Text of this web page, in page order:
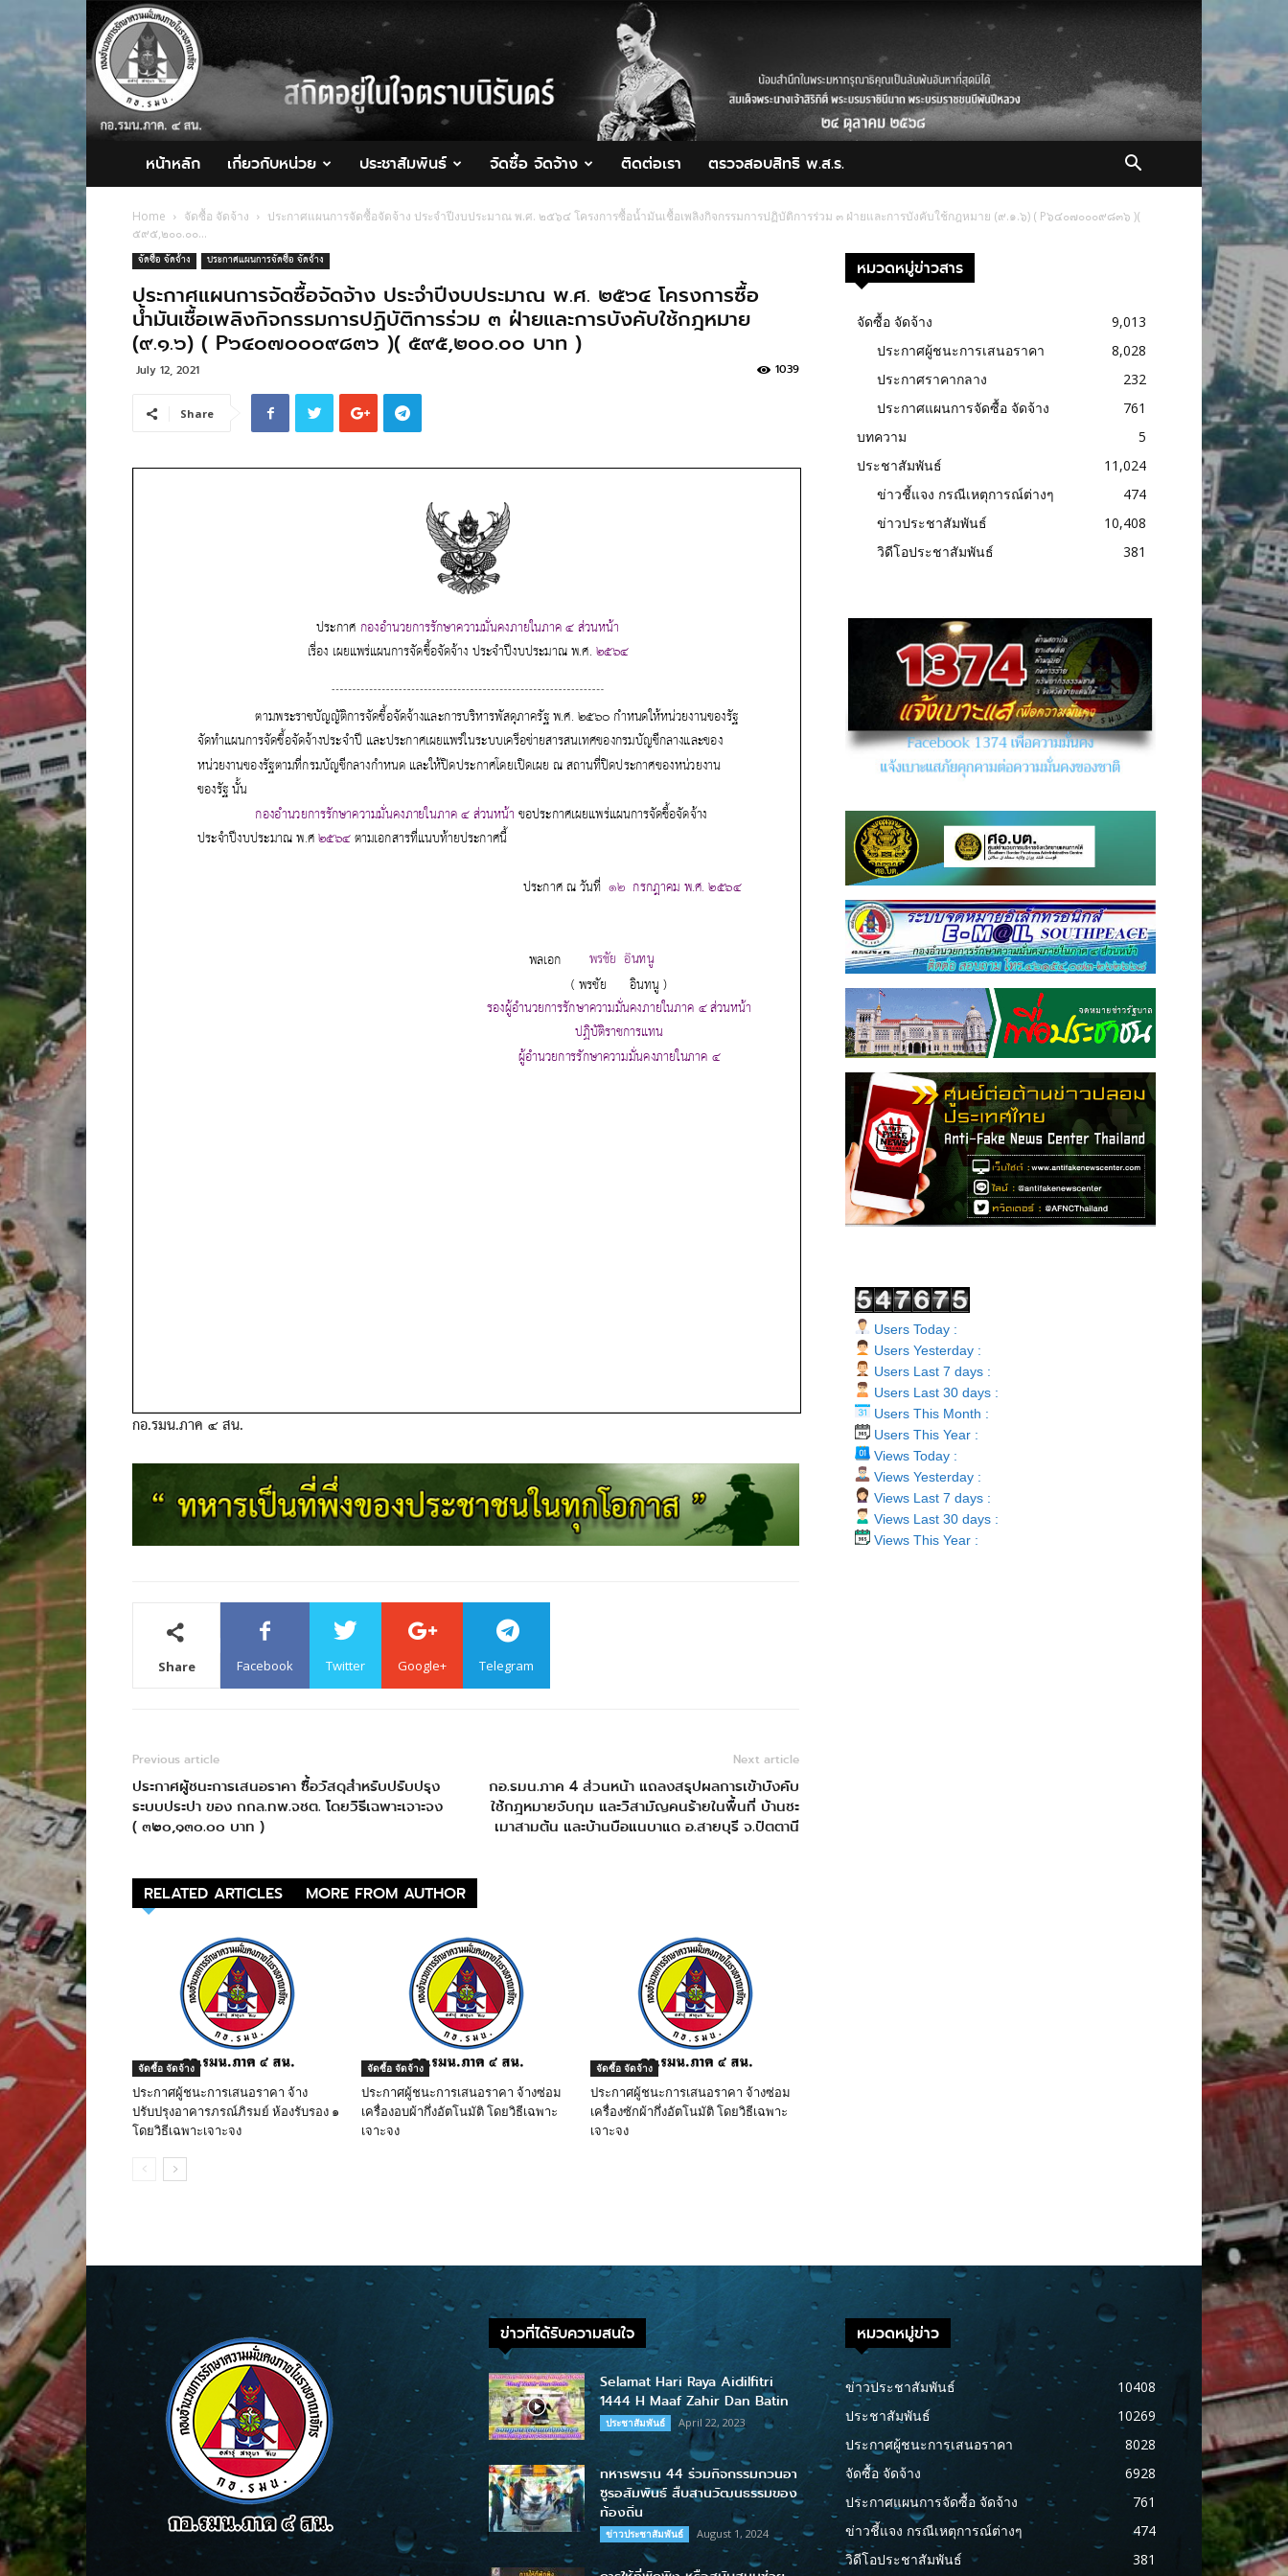
กอ.รมน.ภาค
4
สน.
หน้าหลัก เกี่ยวกับหน่วย ประชาสัมพันธ์ จัดซื้อ จัดจ้าง ติดต่อเรา ตรวจสอบสิทธิ พ.ส.ร.
Home จัดซื้อ จัดจ้าง
ประกาศแผนการจัดซื้อจัดจ้าง ประจำปีงบประมาณ พ.ศ. ๒๕๖๔ โครงการซื้อน้ำมันเชื้อเพลิงกิจกรรมการปฏิบัติการร่วม ๓ ฝ่ายและการบังคับใช้กฎหมาย (๙.๑.๖) ( P๖๔๐๗๐๐๐๙๘๓๖ )(
๕๙๕,๒๐๐.๐๐...
จัดซื้อ จัดจ้าง ประกาศแผนการจัดซื้อ จัดจ้าง
ประกาศแผนการจัดซื้อจัดจ้าง ประจำปีงบประมาณ พ.ศ. ๒๕๖๔ โครงการซื้อ
น้ำมันเชื้อเพลิงกิจกรรมการปฏิบัติการร่วม ๓ ฝ่ายและการบังคับใช้กฎหมาย
(๙.๑.๖) ( P๖๔๐๗๐๐๐๙๘๓๖ )( ๕๙๕,๒๐๐.๐๐ บาท )
July 12, 2021 1039
Share
กอ.รมน.ภาค ๔ สน.
Share Facebook Twitter Google+ Telegram
Previous article
ประกาศผู้ชนะการเสนอราคา ซื้อวัสดุสำหรับปรับปรุง
ระบบประปา ของ กกล.ทพ.จชต. โดยวิธีเฉพาะเจาะจง
( ๓๒๐,๑๓๐.๐๐ บาท )
Next article
กอ.รมน.ภาค 4 ส่วนหน้า แถลงสรุปผลการเข้าบังคับ
ใช้กฎหมายจับกุม และวิสามัญคนร้ายในพื้นที่ บ้านชะ
เมาสามต้น และบ้านบือแนบาแด อ.สายบุรี จ.ปัตตานี
RELATED ARTICLES MORE FROM AUTHOR
จัดซื้อ จัดจ้าง
ประกาศผู้ชนะการเสนอราคา จ้าง
ปรับปรุงอาคารภรณ์ภิรมย์ ห้องรับรอง ๑
โดยวิธีเฉพาะเจาะจง
จัดซื้อ จัดจ้าง
ประกาศผู้ชนะการเสนอราคา จ้างซ่อม
เครื่องอบผ้ากึ่งอัตโนมัติ โดยวิธีเฉพาะ
เจาะจง
จัดซื้อ จัดจ้าง
ประกาศผู้ชนะการเสนอราคา จ้างซ่อม
เครื่องซักผ้ากึ่งอัตโนมัติ โดยวิธีเฉพาะ
เจาะจง
หมวดหมู่ข่าวสาร
จัดซื้อ จัดจ้าง
9,013
ประกาศผู้ชนะการเสนอราคา
8,028
ประกาศราคากลาง
232
ประกาศแผนการจัดซื้อ จัดจ้าง
761
บทความ
5
ประชาสัมพันธ์
11,024
ข่าวชี้แจง กรณีเหตุการณ์ต่างๆ
474
ข่าวประชาสัมพันธ์
10,408
วิดีโอประชาสัมพันธ์
381
Users Today :
Users Yesterday :
Users Last 7 days :
Users Last 30 days :
Users This Month :
Users This Year :
Views Today :
Views Yesterday :
Views Last 7 days :
Views Last 30 days :
Views This Year :
ข่าวที่ได้รับความสนใจ
Selamat Hari Raya Aidilfitri
1444 H Maaf Zahir Dan Batin
ประชาสัมพันธ์ April 22, 2023
ทหารพราน 44 ร่วมกิจกรรมกวนอา
ซูรอสัมพันธ์ สืบสานวัฒนธรรมของ
ท้องถิ่น
ข่าวประชาสัมพันธ์ August 1, 2024
หมวดหมู่ข่าว
ข่าวประชาสัมพันธ์
10408
ประชาสัมพันธ์
10269
ประกาศผู้ชนะการเสนอราคา
8028
จัดซื้อ จัดจ้าง
6928
ประกาศแผนการจัดซื้อ จัดจ้าง
761
ข่าวชี้แจง กรณีเหตุการณ์ต่างๆ
474
วิดีโอประชาสัมพันธ์
381